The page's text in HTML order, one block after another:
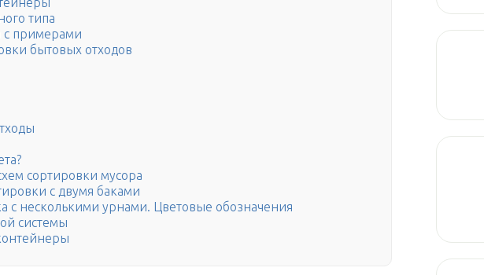
типа
с примерами
бытовых отходов
сортировки мусора
с двумя баками
с несколькими урнами. Цветовые обозначения
системы